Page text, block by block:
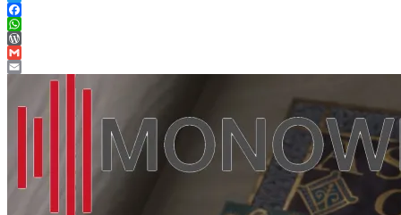
Twitter
Facebook
WhatsApp
WordPress
Gmail